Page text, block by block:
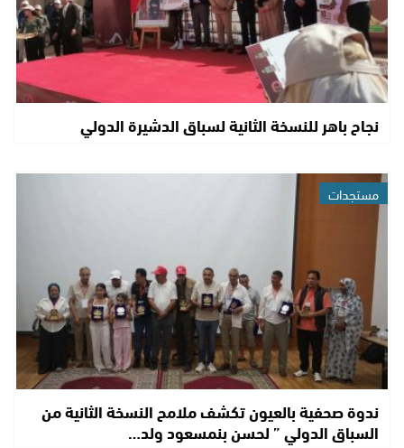
نجاح باهر للنسخة الثانية لسباق الدشيرة الدولي
مستجدات
ندوة صحفية بالعيون تكشف ملامح النسخة الثانية من
السباق الدولي ” لحسن بنمسعود ولد…